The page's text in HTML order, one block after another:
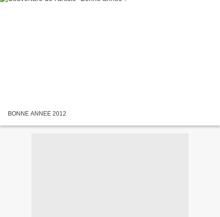
BONNE ANNEE 2012